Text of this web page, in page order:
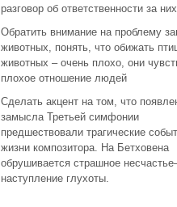
разговор об ответственности за них
Обратить внимание на проблему
животных, понять, что обижать
животных – очень плохо, они
плохое отношение людей
Сделать акцент на том, что
замысла Третьей симфонии
предшествовали трагические
жизни композитора. На Бетховена
обрушивается страшное
наступление глухоты.